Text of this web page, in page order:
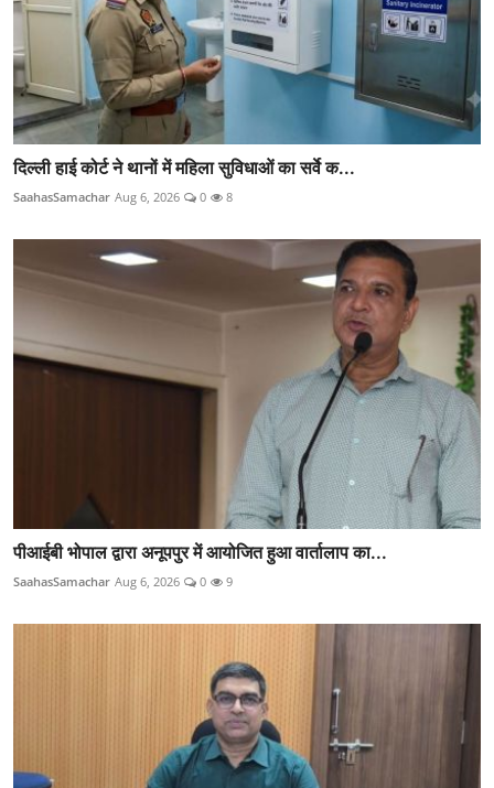
दिल्ली हाई कोर्ट ने थानों में महिला सुविधाओं का सर्वे क...
SaahasSamachar Aug 6, 2026 0 8
पीआईबी भोपाल द्वारा अनूपपुर में आयोजित हुआ वार्तालाप का...
SaahasSamachar Aug 6, 2026 0 9